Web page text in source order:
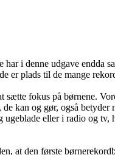
i denne udgave endda
er plads til de mange
fokus på børnene.
kan og gør, også
eller i radio og
at den første